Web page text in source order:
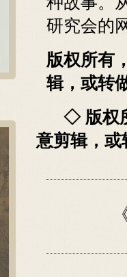
研究会的
版权所有
辑，或转
◇ 版权
意剪辑，或